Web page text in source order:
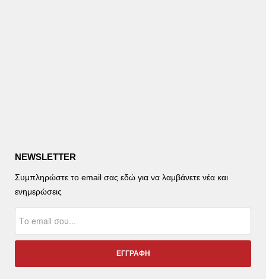
NEWSLETTER
Συμπληρώστε το email σας εδώ για να λαμβάνετε νέα και
ενημερώσεις